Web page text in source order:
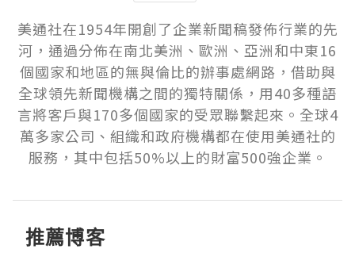
美通社在1954年開創了企業新聞稿發佈行業的先
河，通過分佈在南北美洲、歐洲、亞洲和中東16
個國家和地區的無與倫比的辦事處網路，借助與
全球領先新聞機構之間的獨特關係，用40多種語
言將客戶與170多個國家的受眾聯繫起來。全球4
萬多家公司、組織和政府機構都在使用美通社的
服務，其中包括50%以上的財富500強企業。
推薦博客